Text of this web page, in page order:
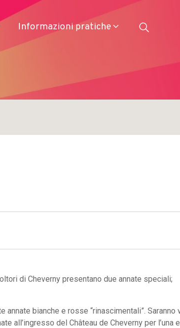
Informazioni pratiche
di Cheverny presentano due annate speciali;
bianche e rosse “rinascimentali”.
del Château de Cheverny per l’una